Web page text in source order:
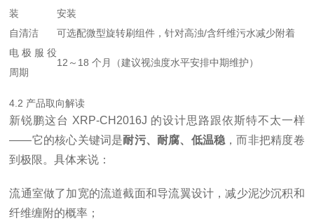
装
安装
自清洁
可选配微型旋转刷组件，针对高浊/含纤维污水减少附着
电极服役
周期
12～18 个月（建议视浊度水平安排中期维护）
4.2 产品取向解读
新锐鹏这台 XRP-CH2016J 的设计思路跟依斯特不太一样
——它的核心关键词是耐污、耐腐、低温稳 ，而非把精度卷
到极限。具体来说：
流通室做了加宽的流道截面和导流翼设计，减少泥沙沉积和
纤维缠附的概率；